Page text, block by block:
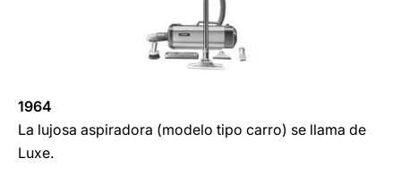
1964
La lujosa aspiradora (modelo tipo carro) se llama de
Luxe.